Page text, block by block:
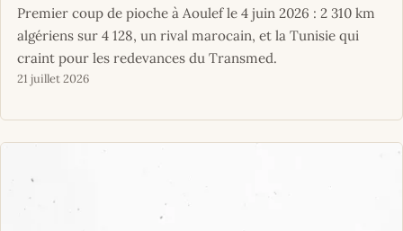
Premier coup de pioche à Aoulef le 4 juin 2026 : 2 310 km
algériens sur 4 128, un rival marocain, et la Tunisie qui
craint pour les redevances du Transmed.
21 juillet 2026